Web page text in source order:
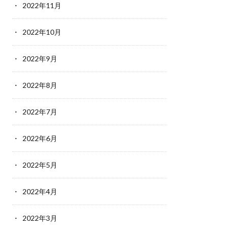
2022年11月
2022年10月
2022年9月
2022年8月
2022年7月
2022年6月
2022年5月
2022年4月
2022年3月